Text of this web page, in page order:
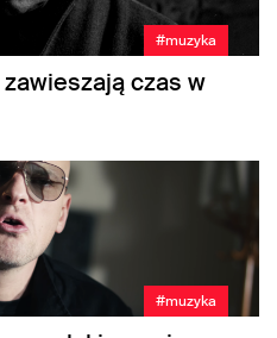
#muzyka
zawieszają czas w
#muzyka